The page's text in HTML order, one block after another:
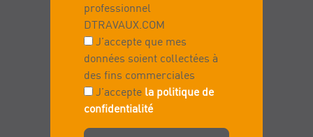
professionnel
DTRAVAUX.COM
J’accepte que mes
données soient collectées à
des fins commerciales
J’accepte la politique de
confidentialité